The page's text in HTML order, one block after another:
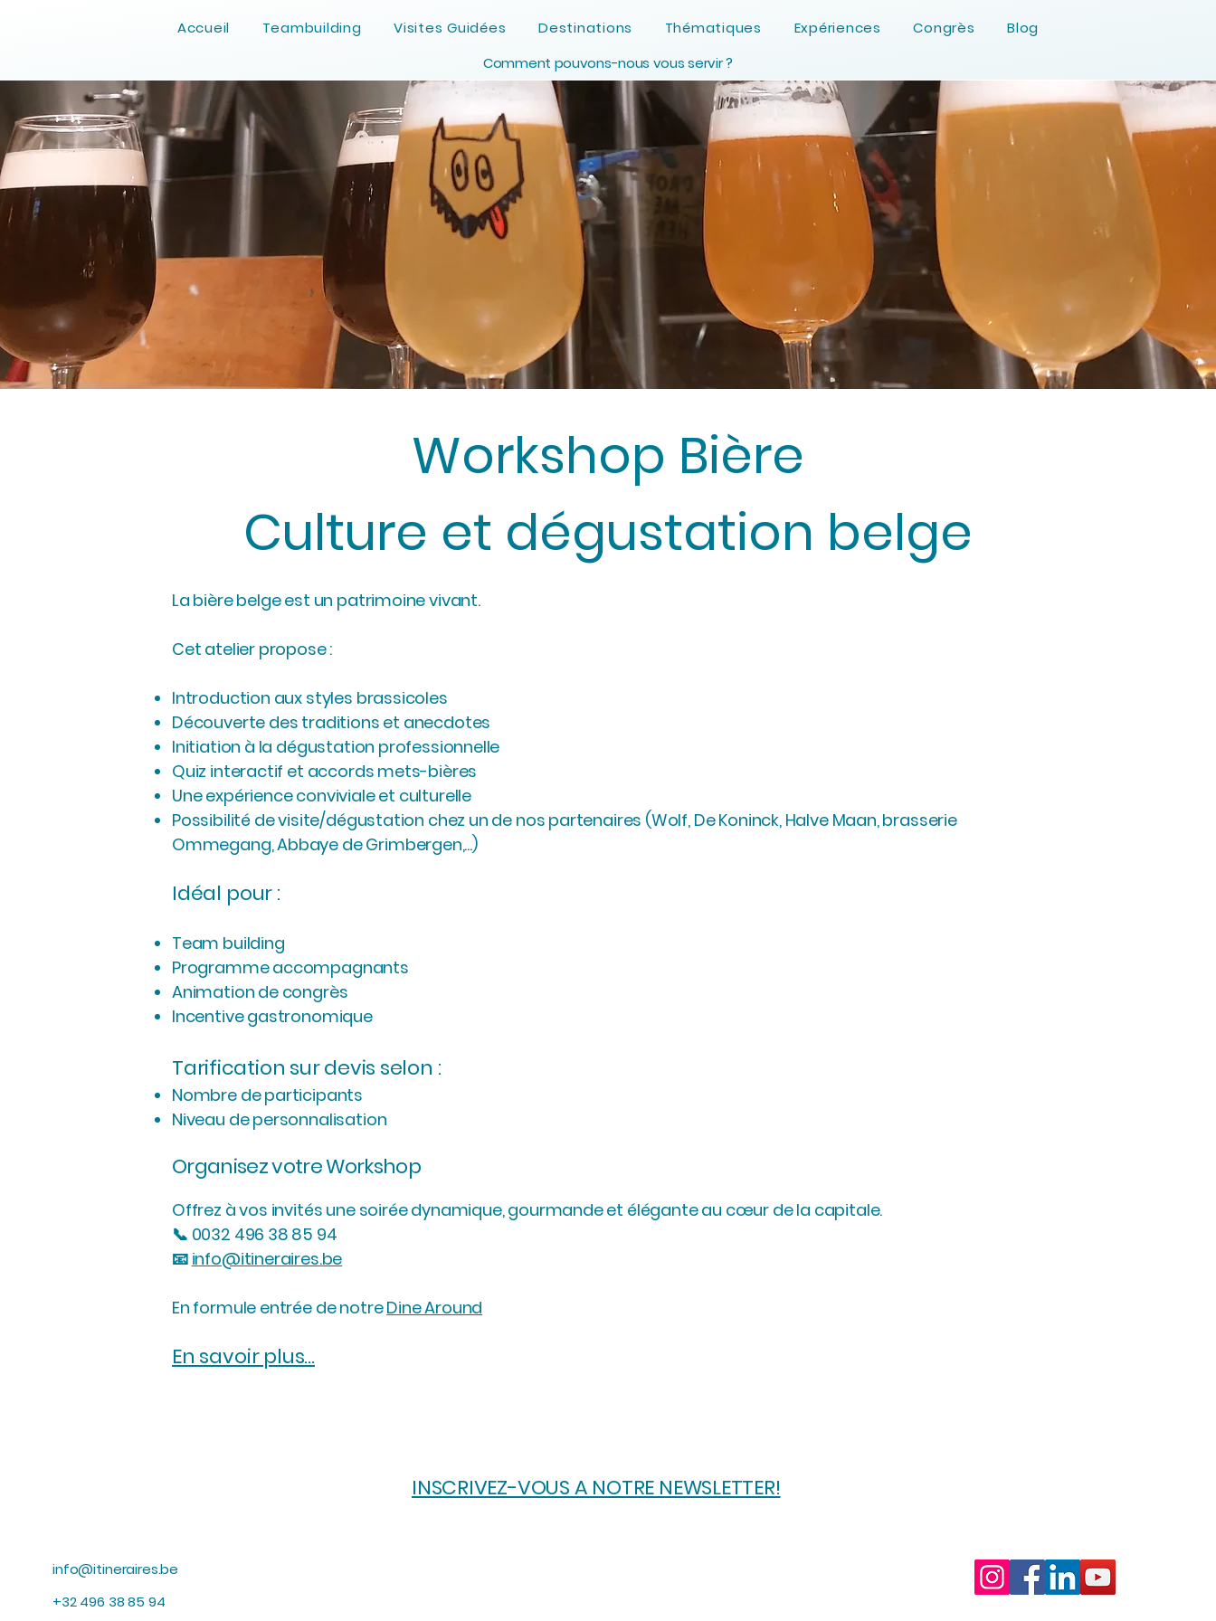
Accueil Teambuilding Visites Guidées Destinations Thématiques Expériences Congrès
Blog
Comment pouvons-nous vous servir ?
Workshop Bière
Culture et dégustation belge
La bière belge est un patrimoine vivant.
Cet atelier propose :
Introduction aux styles brassicoles
Découverte des traditions et anecdotes
Initiation à la dégustation professionnelle
Quiz interactif et accords mets-bières
Une expérience conviviale et culturelle
Possibilité de visite/dégustation chez un de nos partenaires (Wolf, De Koninck, Halve Maan, brasserie
Ommegang, Abbaye de Grimbergen,...)
Idéal pour :
Team building
Programme accompagnants
Animation de congrès
Incentive gastronomique
Tarification sur devis selon :
Nombre de participants
Niveau de personnalisation
Organisez votre Workshop
Offrez à vos invités une soirée dynamique, gourmande et élégante au cœur de la capitale.
📞 0032 496 38 85 94
📧 info@itineraires.be
En formule entrée de notreDine Around
En savoir plus...
INSCRIVEZ-VOUS A NOTRE NEWSLETTER!
info@itineraires.be
+32 496 38 85 94